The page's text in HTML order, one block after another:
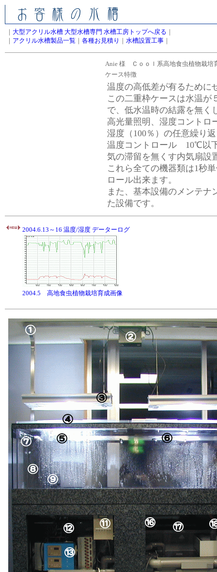
｜ 大型アクリル水槽 大型水槽専門 水槽工房トップへ戻る ｜
｜ アクリル水槽製品一覧 ｜ 各種お見積り ｜ 水槽設置工事 ｜
Anie 様 Ｃｏｏｌ系高地食虫植物栽培
ケース特徴
温度の高低差が有るために
この二重枠ケースは水温
で、低水温時の結露を無く
高光量照明、湿度コント
湿度（100％）の任意繰り
温度コントロール 10℃以
気の滞留を無くす内気扇設
これら全ての機器類は1秒
ロール出来ます。
また、基本設備のメンテナ
た設備です。
2004.6.13～16 温度/湿度 データーログ
2004.5 高地食虫植物栽培育成画像